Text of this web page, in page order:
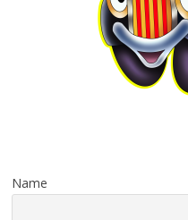
Name